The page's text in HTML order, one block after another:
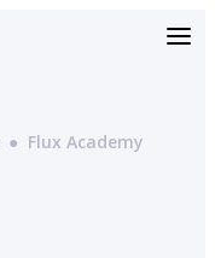
● Flux Academy